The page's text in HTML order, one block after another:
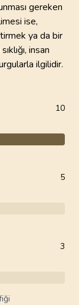
gereken
ya da bir
insan
ilgilidir.
10
5
3